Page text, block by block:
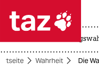
 taz
taz
Wahrheit Die